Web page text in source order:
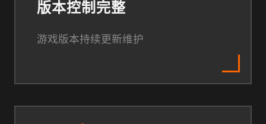
版本控制完整
游戏版本持续更新维护